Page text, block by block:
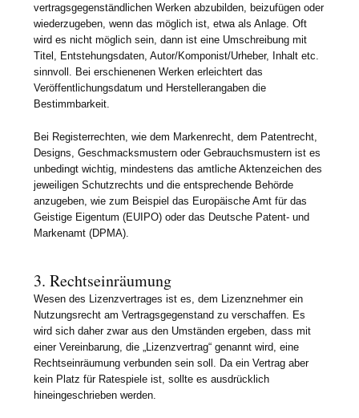
vertragsgegenständlichen Werken abzubilden, beizufügen oder
wiederzugeben, wenn das möglich ist, etwa als Anlage. Oft
wird es nicht möglich sein, dann ist eine Umschreibung mit
Titel, Entstehungsdaten, Autor/Komponist/Urheber, Inhalt etc.
sinnvoll. Bei erschienenen Werken erleichtert das
Veröffentlichungsdatum und Herstellerangaben die
Bestimmbarkeit.
Bei Registerrechten, wie dem Markenrecht, dem Patentrecht,
Designs, Geschmacksmustern oder Gebrauchsmustern ist es
unbedingt wichtig, mindestens das amtliche Aktenzeichen des
jeweiligen Schutzrechts und die entsprechende Behörde
anzugeben, wie zum Beispiel das Europäische Amt für das
Geistige Eigentum (EUIPO) oder das Deutsche Patent- und
Markenamt (DPMA).
3. Rechtseinräumung
Wesen des Lizenzvertrages ist es, dem Lizenznehmer ein
Nutzungsrecht am Vertragsgegenstand zu verschaffen. Es
wird sich daher zwar aus den Umständen ergeben, dass mit
einer Vereinbarung, die „Lizenzvertrag“ genannt wird, eine
Rechtseinräumung verbunden sein soll. Da ein Vertrag aber
kein Platz für Ratespiele ist, sollte es ausdrücklich
hineingeschrieben werden.